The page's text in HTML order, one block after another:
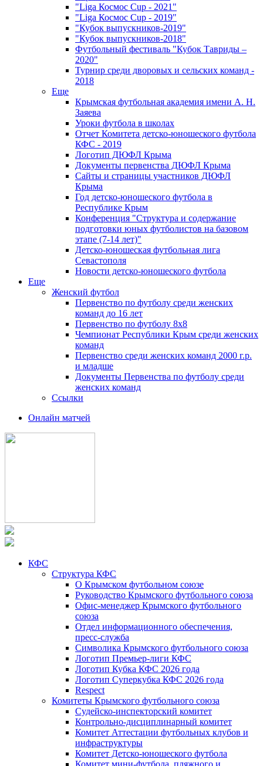
"Liga Космос Cup - 2021"
"Liga Космос Cup - 2019"
"Кубок выпускников-2019"
"Кубок выпускников-2018"
Футбольный фестиваль "Кубок Тавриды –
2020"
Турнир среди дворовых и сельских команд -
2018
Еще
Крымская футбольная академия имени А. Н.
Заяева
Уроки футбола в школах
Отчет Комитета детско-юношеского футбола
КФС - 2019
Логотип ДЮФЛ Крыма
Документы первенства ДЮФЛ Крыма
Сайты и страницы участников ДЮФЛ
Крыма
Год детско-юношеского футбола в
Республике Крым
Конференция "Структура и содержание
подготовки юных футболистов на базовом
этапе (7-14 лет)"
Детско-юношеская футбольная лига
Севастополя
Новости детско-юношеского футбола
Еще
Женский футбол
Первенство по футболу среди женских
команд до 16 лет
Первенство по футболу 8х8
Чемпионат Республики Крым среди женских
команд
Первенство среди женских команд 2000 г.р.
и младше
Документы Первенства по футболу среди
женских команд
Ссылки
Онлайн матчей
КФС
Структура КФС
О Крымском футбольном союзе
Руководство Крымского футбольного союза
Офис-менеджер Крымского футбольного
союза
Отдел информационного обеспечения,
пресс-служба
Символика Крымского футбольного союза
Логотип Премьер-лиги КФС
Логотип Кубка КФС 2026 года
Логотип Суперкубка КФС 2026 года
Respect
Комитеты Крымского футбольного союза
Судейско-инспекторский комитет
Контрольно-дисциплинарный комитет
Комитет Аттестации футбольных клубов и
инфраструктуры
Комитет Детско-юношеского футбола
Комитет мини-футбола, пляжного и